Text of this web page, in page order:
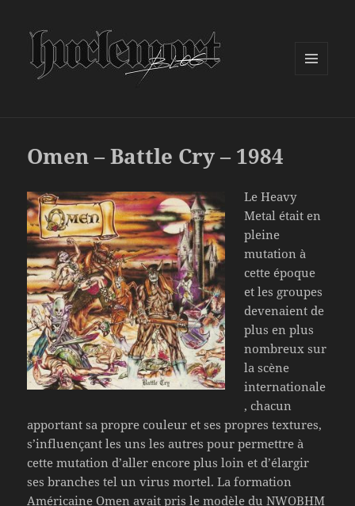
Omen – Battle Cry – 1984
Le Heavy
Metal était en
pleine
mutation à
cette époque
et les groupes
devenaient de
plus en plus
nombreux sur
la scène
internationale
, chacun
apportant sa propre couleur et ses propres textures,
s’influençant les uns les autres pour permettre à
cette mutation d’aller encore plus loin et d’élargir
ses branches tel un virus mortel. La formation
Américaine Omen avait pris le modèle du NWOBHM